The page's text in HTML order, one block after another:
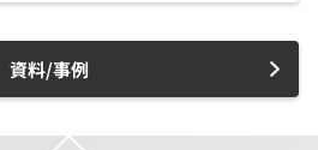
資料/事例